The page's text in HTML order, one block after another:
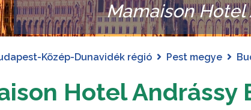
Mamaison
Közép-Dunavidék régió Pest megye
Hotel